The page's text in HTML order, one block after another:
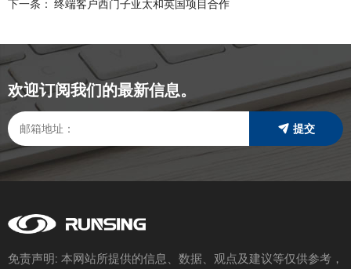
o r I p
下一条： 终端客户西门子亚太和英国项目合作
欢迎订阅我们的最新信息。
提交
免责声明: 本网站所提供的信息、数据、观点及建议等仅供参考，